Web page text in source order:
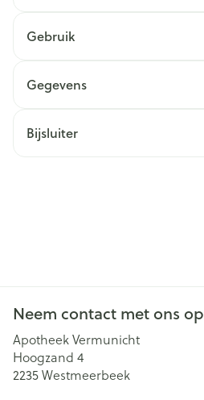
Gebruik
Gegevens
Bijsluiter
Neem contact met ons op
Apotheek Vermunicht
Hoogzand 4
2235Westmeerbeek